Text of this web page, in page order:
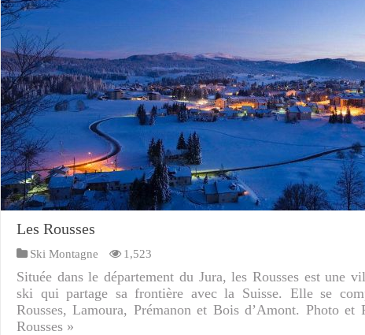
Les Rousses
Ski Montagne 1,523
Située dans le département du Jura, les Rousses est une
ski qui partage sa frontière avec la Suisse. Elle se
Rousses, Lamoura, Prémanon et Bois d’Amont. Photo
Rousses »